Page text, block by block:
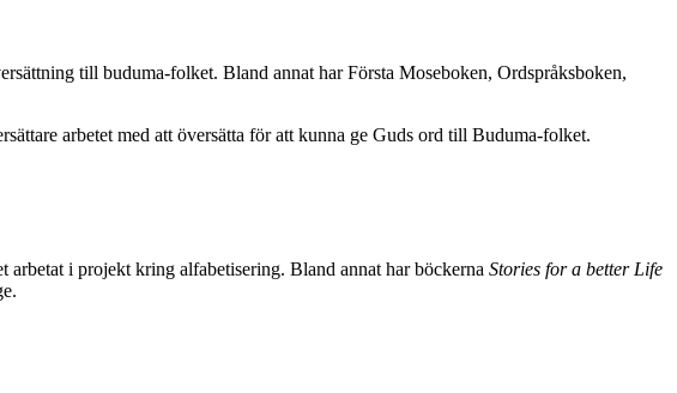
till buduma-folket. Bland annat har Första Moseboken, Ordspråksboken,
arbetet med att översätta för att kunna ge Guds ord till Buduma-folket.
i projekt kring alfabetisering. Bland annat har böckerna Stories for a better Life